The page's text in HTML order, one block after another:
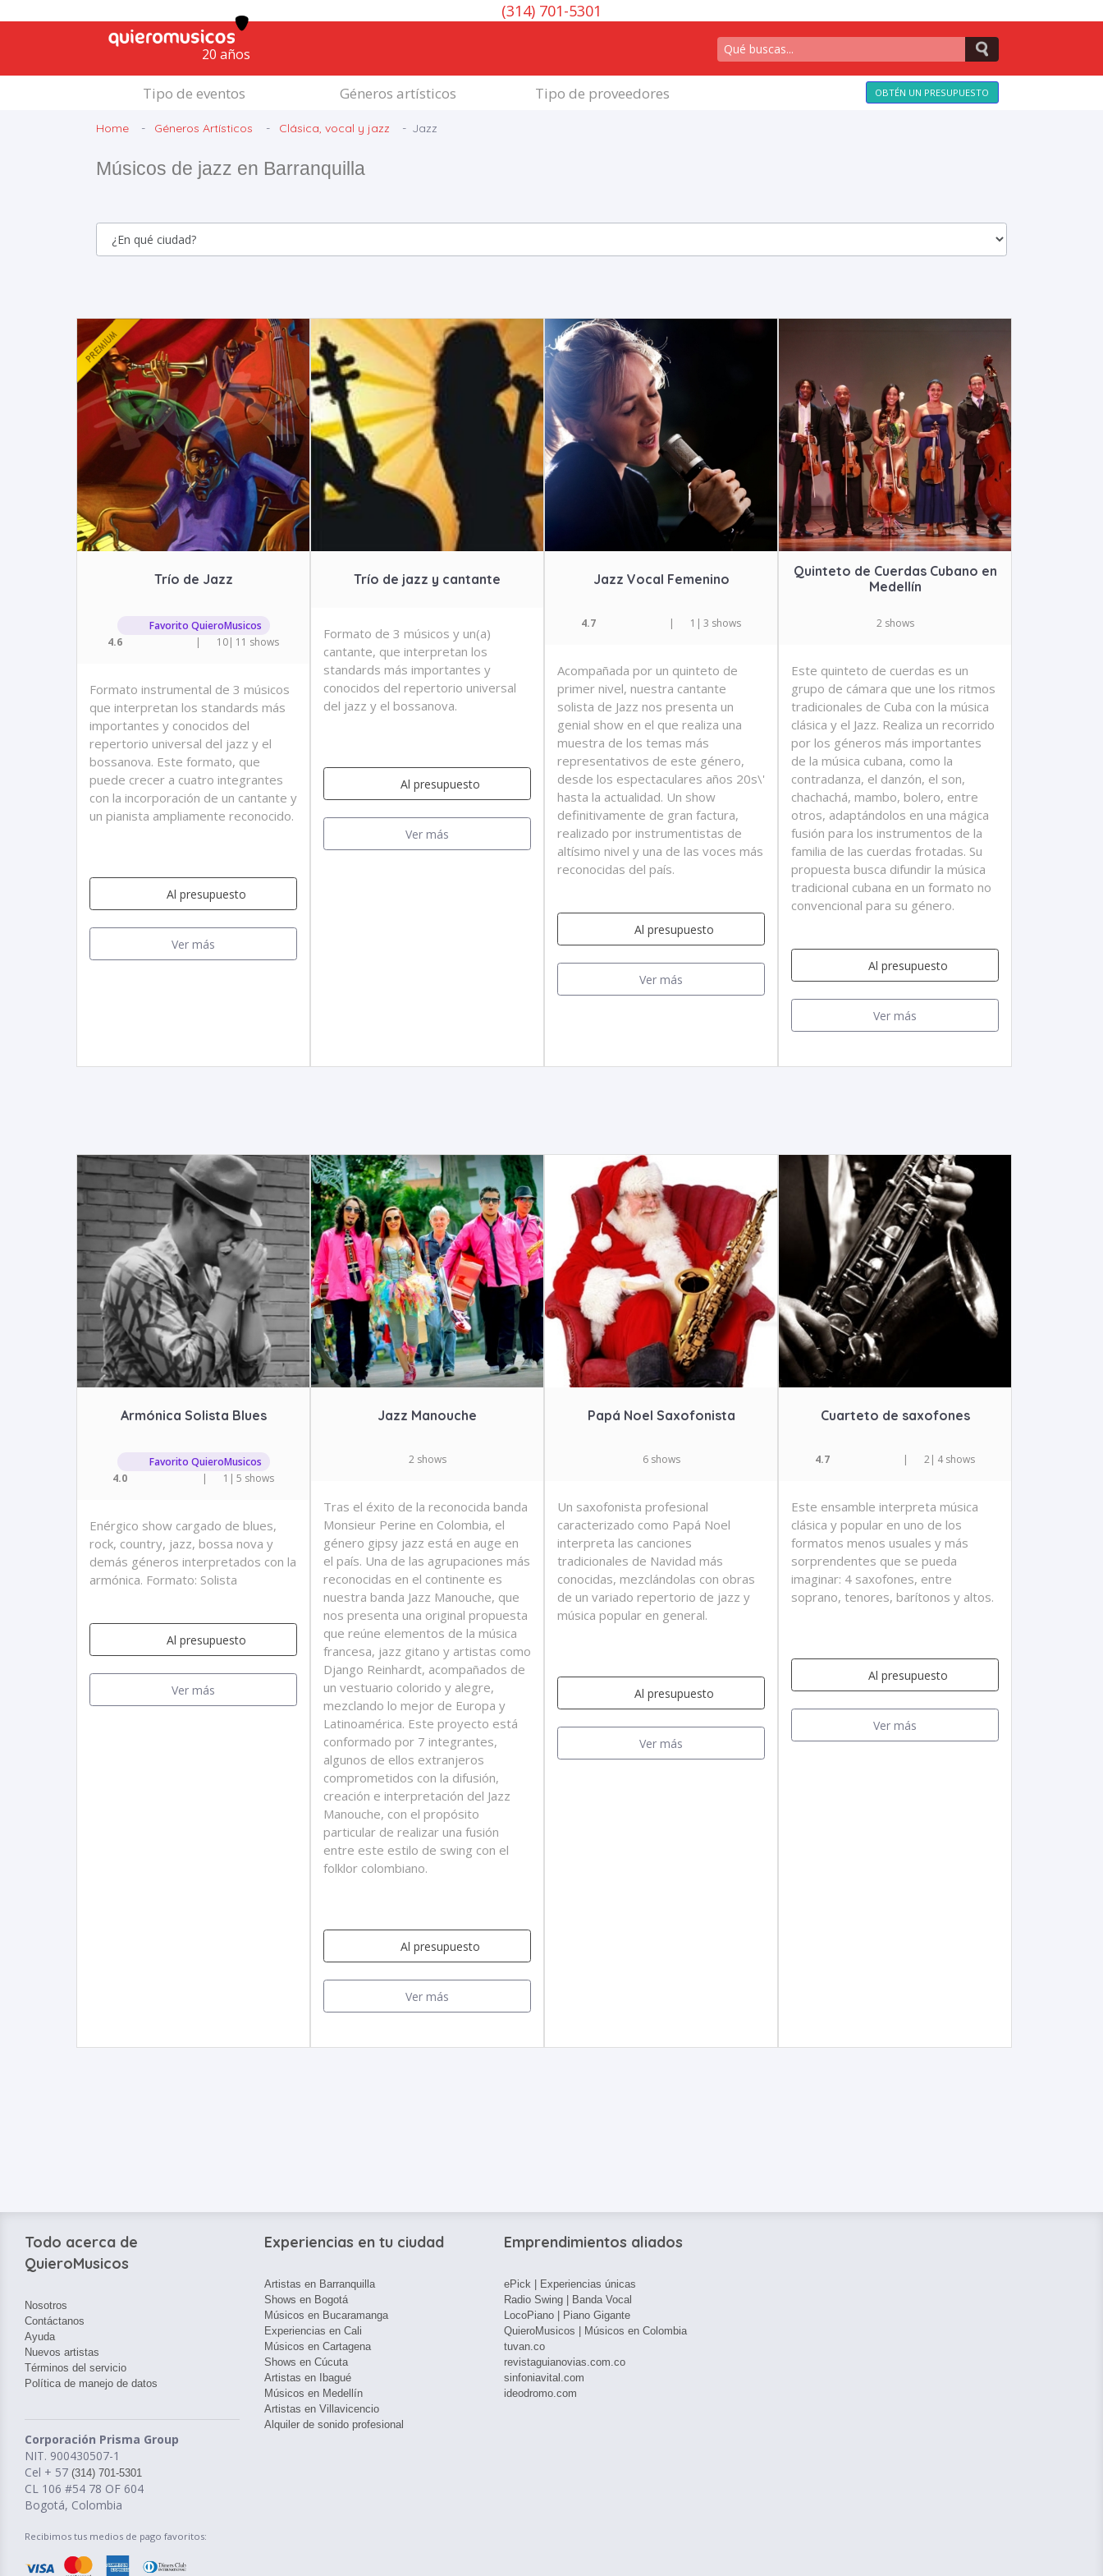
(314) 701-5301
20 años
Tipo de eventos Géneros artísticos Tipo de proveedores OBTÉN UN PRESUPUESTO
Home Géneros Artísticos Clásica, vocal y jazz Jazz
Músicos de jazz en Barranquilla
Trío de Jazz
Favorito QuieroMusicos
4.6
| 10| 11 shows
Formato instrumental de 3 músicos
que interpretan los standards más
importantes y conocidos del
repertorio universal del jazz y el
bossanova. Este formato, que
puede crecer a cuatro integrantes
con la incorporación de un cantante y
un pianista ampliamente reconocido.
Al presupuesto
Ver más
Trío de jazz y cantante
Formato de 3 músicos y un(a)
cantante, que interpretan los
standards más importantes y
conocidos del repertorio universal
del jazz y el bossanova.
Al presupuesto
Ver más
Jazz Vocal Femenino
4.7 | 1 | 3 shows
Acompañada por un quinteto de
primer nivel, nuestra cantante
solista de Jazz nos presenta un
genial show en el que realiza una
muestra de los temas más
representativos de este género,
desde los espectaculares años 20s\'
hasta la actualidad. Un show
definitivamente de gran factura,
realizado por instrumentistas de
altísimo nivel y una de las voces más
reconocidas del país.
Al presupuesto
Ver más
Quinteto de Cuerdas Cubano en
Medellín
2 shows
Este quinteto de cuerdas es un
grupo de cámara que une los ritmos
tradicionales de Cuba con la música
clásica y el Jazz. Realiza un recorrido
por los géneros más importantes
de la música cubana, como la
contradanza, el danzón, el son,
chachachá, mambo, bolero, entre
otros, adaptándolos en una mágica
fusión para los instrumentos de la
familia de las cuerdas frotadas. Su
propuesta busca difundir la música
tradicional cubana en un formato no
convencional para su género.
Al presupuesto
Ver más
Armónica Solista Blues
Favorito QuieroMusicos
4.0
| 1 | 5 shows
Enérgico show cargado de blues,
rock, country, jazz, bossa nova y
demás géneros interpretados con la
armónica. Formato: Solista
Al presupuesto
Ver más
Jazz Manouche
2 shows
Tras el éxito de la reconocida banda
Monsieur Perine en Colombia, el
género gipsy jazz está en auge en
el país. Una de las agrupaciones más
reconocidas en el continente es
nuestra banda Jazz Manouche, que
nos presenta una original propuesta
que reúne elementos de la música
francesa, jazz gitano y artistas como
Django Reinhardt, acompañados de
un vestuario colorido y alegre,
mezclando lo mejor de Europa y
Latinoamérica. Este proyecto está
conformado por 7 integrantes,
algunos de ellos extranjeros
comprometidos con la difusión,
creación e interpretación del Jazz
Manouche, con el propósito
particular de realizar una fusión
entre este estilo de swing con el
folklor colombiano.
Al presupuesto
Ver más
Papá Noel Saxofonista
6 shows
Un saxofonista profesional
caracterizado como Papá Noel
interpreta las canciones
tradicionales de Navidad más
conocidas, mezclándolas con obras
de un variado repertorio de jazz y
música popular en general.
Al presupuesto
Ver más
Cuarteto de saxofones
4.7 | 2| 4 shows
Este ensamble interpreta música
clásica y popular en uno de los
formatos menos usuales y más
sorprendentes que se pueda
imaginar: 4 saxofones, entre
soprano, tenores, barítonos y altos.
Al presupuesto
Ver más
Todo acerca de
QuieroMusicos
Nosotros
Contáctanos
Ayuda
Nuevos artistas
Términos del servicio
Política de manejo de datos
Corporación Prisma Group
NIT. 900430507-1
Cel + 57 (314) 701-5301
CL 106 #54 78 OF 604
Bogotá, Colombia
Recibimos tus medios de pago favoritos:
Experiencias en tu ciudad
Artistas en Barranquilla
Shows en Bogotá
Músicos en Bucaramanga
Experiencias en Cali
Músicos en Cartagena
Shows en Cúcuta
Artistas en Ibagué
Músicos en Medellín
Artistas en Villavicencio
Alquiler de sonido profesional
Emprendimientos aliados
ePick | Experiencias únicas
Radio Swing | Banda Vocal
LocoPiano | Piano Gigante
QuieroMusicos | Músicos en Colombia
tuvan.co
revistaguianovias.com.co
sinfoniavital.com
ideodromo.com